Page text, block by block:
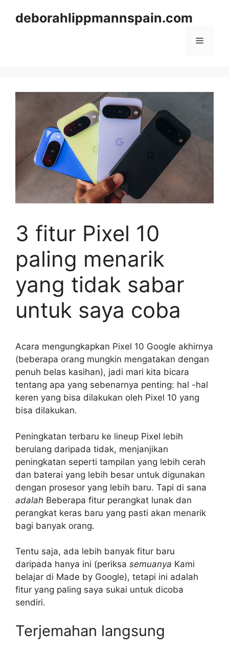
deborahlippmannspain.com
Menu
3 fitur Pixel 10
paling menarik
yang tidak sabar
untuk saya coba
Acara mengungkapkan Pixel 10 Google akhirnya
(beberapa orang mungkin mengatakan dengan
penuh belas kasihan), jadi mari kita bicara
tentang apa yang sebenarnya penting: hal -hal
keren yang bisa dilakukan oleh Pixel 10 yang
bisa dilakukan.
Peningkatan terbaru ke lineup Pixel lebih
berulang daripada tidak, menjanjikan
peningkatan seperti tampilan yang lebih cerah
dan baterai yang lebih besar untuk digunakan
dengan prosesor yang lebih baru. Tapi di sana
adalah Beberapa fitur perangkat lunak dan
perangkat keras baru yang pasti akan menarik
bagi banyak orang.
Tentu saja, ada lebih banyak fitur baru
daripada hanya ini (periksa semuanya Kami
belajar di Made by Google), tetapi ini adalah
fitur yang paling saya sukai untuk dicoba
sendiri.
Terjemahan langsung